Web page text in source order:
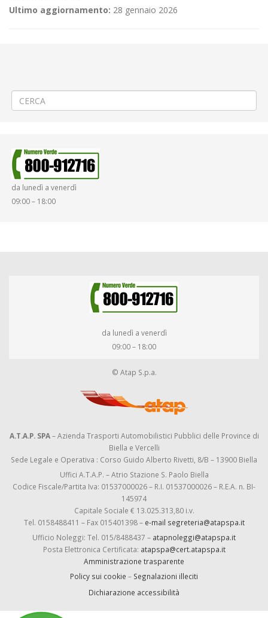
Ultimo aggiornamento: 28 gennaio 2026
da lunedì a venerdì
09:00 – 18:00
da lunedì a venerdì
09:00 – 18:00
© Atap S.p.a.
A.T.A.P. SPA– Azienda Trasporti Automobilistici Pubblici delle Province di
Biella e Vercelli
Sede Legale e Operativa : Corso Guido Alberto Rivetti, 8/B – 13900 Biella
Uffici A.T.A.P. – Atrio Stazione S. Paolo Biella
Codice Fiscale/Partita Iva: 01537000026 – R.I. 01537000026 – R.E.A. n. BI-
145974
Capitale Sociale € 13.025.313,80 i.v.
Tel. 0158488411 – Fax 015401398 – e-mail segreteria@atapspa.it
Ufficio Noleggi: Tel. 015/8488437 – atapnoleggi@atapspa.it
Posta Elettronica Certificata: atapspa@cert.atapspa.it
Amministrazione trasparente
Policy sui cookie – Segnalazioni illeciti
Dichiarazione accessibilità